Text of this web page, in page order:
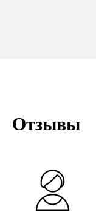
Отзывы